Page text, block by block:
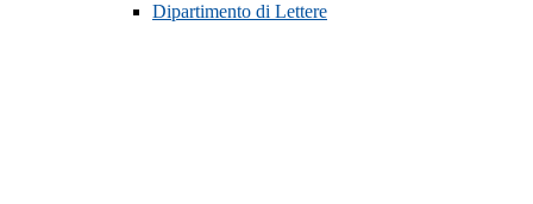
Dipartimento di Lettere